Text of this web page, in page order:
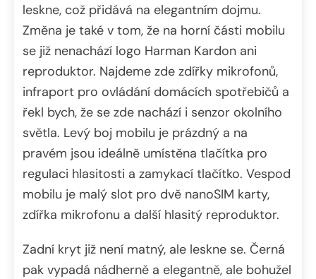
leskne, což přidává na elegantním dojmu.
Změna je také v tom, že na horní části mobilu
se již nenachází logo Harman Kardon ani
reproduktor. Najdeme zde zdířky mikrofonů,
infraport pro ovládání domácích spotřebičů a
řekl bych, že se zde nachází i senzor okolního
světla. Levý boj mobilu je prázdný a na
pravém jsou ideálně umístěna tlačítka pro
regulaci hlasitosti a zamykací tlačítko. Vespod
mobilu je malý slot pro dvě nanoSIM karty,
zdířka mikrofonu a další hlasitý reproduktor.
Zadní kryt již není matný, ale leskne se. Černá
pak vypadá nádherně a elegantně, ale bohužel